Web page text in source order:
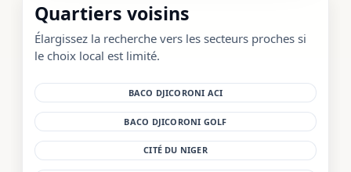
Quartiers voisins
Élargissez la recherche vers les secteurs proches si
le choix local est limité.
BACO DJICORONI ACI
BACO DJICORONI GOLF
CITÉ DU NIGER